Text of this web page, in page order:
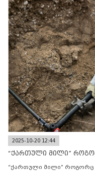
2025-10-20 12:44
“ქართული მილი”
“ქართული მილი” როგორც